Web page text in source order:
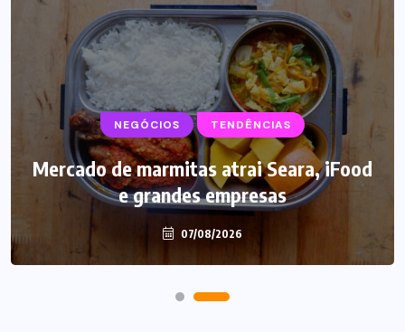
NEGÓCIOS TENDÊNCIAS
Mercado de marmitas atrai Seara, iFood
e grandes empresas
07/08/2026